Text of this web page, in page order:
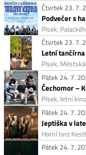
Čtvrtek 23. 7.
Podvečer s
Písek,
Čtvrtek 23. 7.
Letní tančírna
Písek,
Pátek 24. 7.
Čechomor –
Písek, letní kino
Pátek 24. 7.
Jeptiška v
Horní tvrz
Pátek 24. 7.